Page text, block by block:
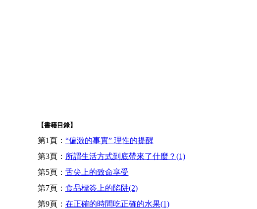
【書籍目錄】
第1頁： “偏激的事實” 理性的提醒
第3頁： 所謂生活方式到底帶來了什麼？(1)
第5頁： 舌尖上的致命享受
第7頁： 食品標簽上的陷阱(2)
第9頁： 在正確的時間吃正確的水果(1)